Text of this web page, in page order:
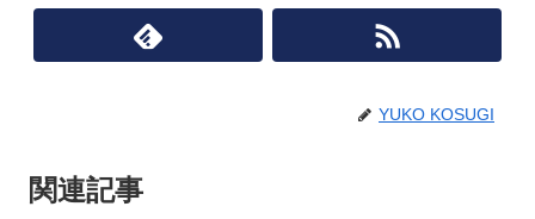
YUKO KOSUGI
関連記事